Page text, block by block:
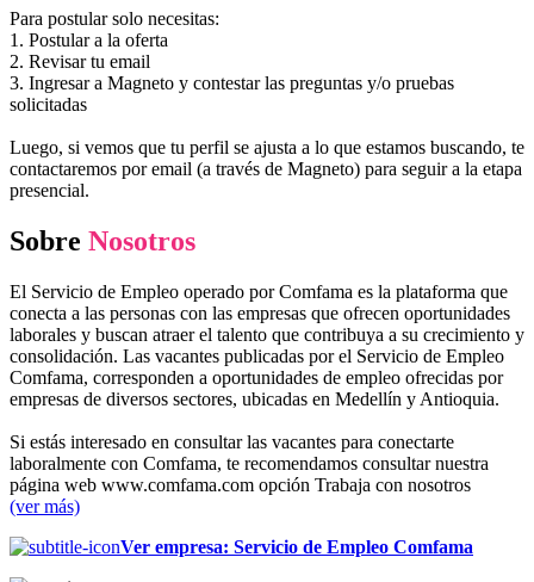
Para postular solo necesitas:
1. Postular a la oferta
2. Revisar tu email
3. Ingresar a Magneto y contestar las preguntas y/o pruebas
solicitadas
Luego, si vemos que tu perfil se ajusta a lo que estamos buscando, te
contactaremos por email (a través de Magneto) para seguir a la etapa
presencial.
Sobre Nosotros
El Servicio de Empleo operado por Comfama es la plataforma que
conecta a las personas con las empresas que ofrecen oportunidades
laborales y buscan atraer el talento que contribuya a su crecimiento y
consolidación. Las vacantes publicadas por el Servicio de Empleo
Comfama, corresponden a oportunidades de empleo ofrecidas por
empresas de diversos sectores, ubicadas en Medellín y Antioquia.
Si estás interesado en consultar las vacantes para conectarte
laboralmente con Comfama, te recomendamos consultar nuestra
página web www.comfama.com opción Trabaja con nosotros
(ver más)
Ver empresa: Servicio de Empleo Comfama